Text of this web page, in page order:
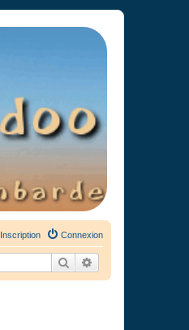
Connexion
Inscription
Rechercher